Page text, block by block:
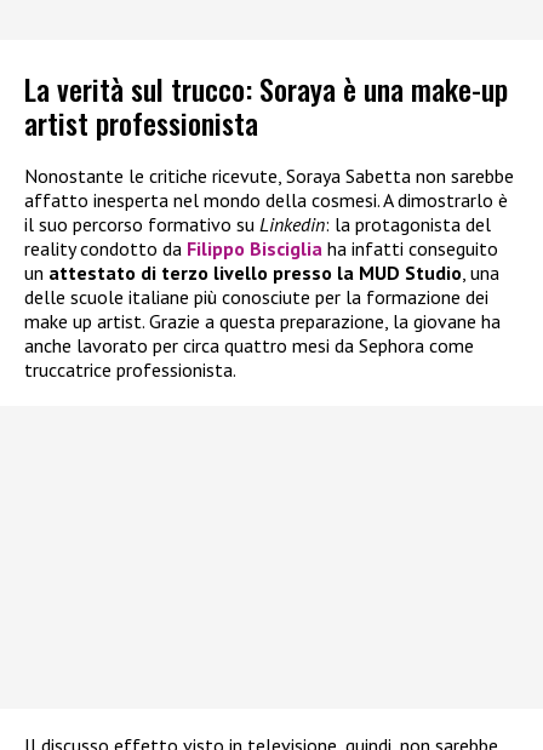
La verità sul trucco: Soraya è una make-up
artist professionista
Nonostante le critiche ricevute, Soraya Sabetta non sarebbe
affatto inesperta nel mondo della cosmesi. A dimostrarlo è
il suo percorso formativo su Linkedin: la protagonista del
reality condotto da Filippo Bisciglia ha infatti conseguito
un attestato di terzo livello presso la MUD Studio, una
delle scuole italiane più conosciute per la formazione dei
make up artist. Grazie a questa preparazione, la giovane ha
anche lavorato per circa quattro mesi da Sephora come
truccatrice professionista.